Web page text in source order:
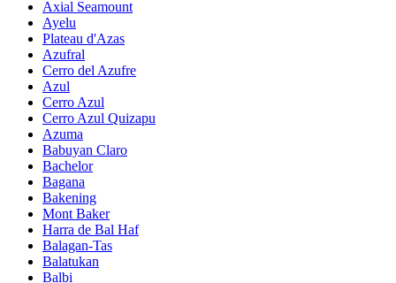
Axial Seamount
Ayelu
Plateau d'Azas
Azufral
Cerro del Azufre
Azul
Cerro Azul
Cerro Azul Quizapu
Azuma
Babuyan Claro
Bachelor
Bagana
Bakening
Mont Baker
Harra de Bal Haf
Balagan-Tas
Balatukan
Balbi